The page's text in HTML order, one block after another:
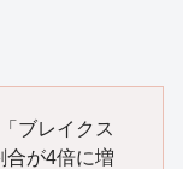
ブレイクス
合が4倍に増